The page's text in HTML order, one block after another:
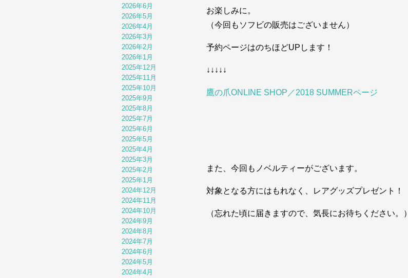
お楽しみに。
（今回もソフビの販売はございません）
予約ページはのちほどUPします！
↓↓↓↓↓
鷹の爪ONLINE SHOP／2018 SUMMERページ
また、今回もノベルティーがございます。
対象となる方にはもれなく、レアグッズプレゼント！
（忘れた頃に届きますので、気長にお待ちください。）
2026年6月
2026年5月
2026年4月
2026年3月
2026年2月
2026年1月
2025年12月
2025年11月
2025年10月
2025年9月
2025年8月
2025年7月
2025年6月
2025年5月
2025年4月
2025年3月
2025年2月
2025年1月
2024年12月
2024年11月
2024年10月
2024年9月
2024年8月
2024年7月
2024年6月
2024年5月
2024年4月